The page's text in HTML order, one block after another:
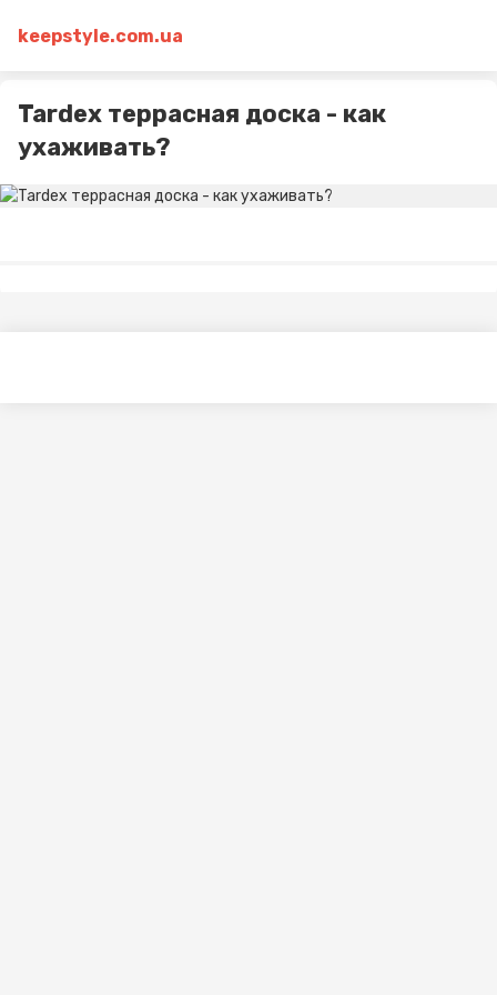
keepstyle.com.ua
Tardex террасная доска - как
ухаживать?